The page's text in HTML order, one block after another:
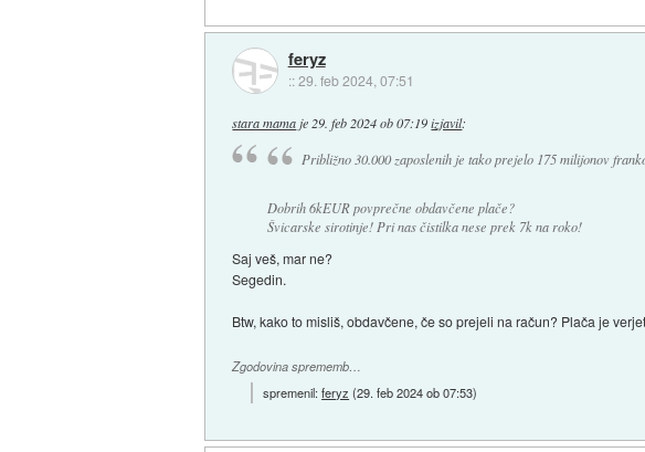
feryz
::29. feb 2024, 07:51
stara mama je 29. feb 2024 ob 07:19 izjavil:
Približno 30.000 zaposlenih je tako prejelo 175 milijonov
Dobrih 6kEUR povprečne obdavčene plače?
Švicarske sirotinje! Pri nas čistilka nese prek 7k na roko!
Saj veš, mar ne?
Segedin.
Btw, kako to misliš, obdavčene, če so prejeli na račun? Plača je
Zgodovina sprememb…
spremenil:feryz (29. feb 2024 ob 07:53)